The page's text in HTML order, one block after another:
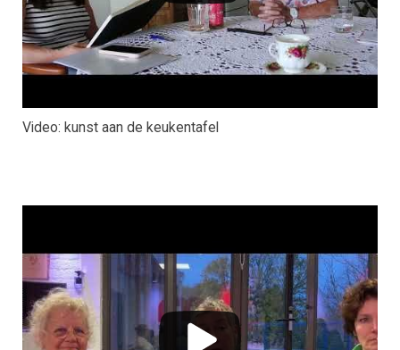
Video: kunst aan de keukentafel